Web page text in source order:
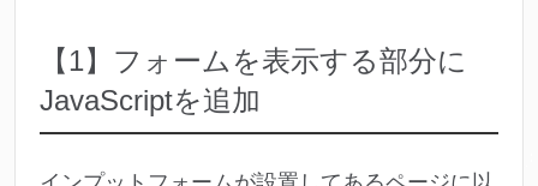
【1】フォームを表示する部分に
JavaScriptを追加